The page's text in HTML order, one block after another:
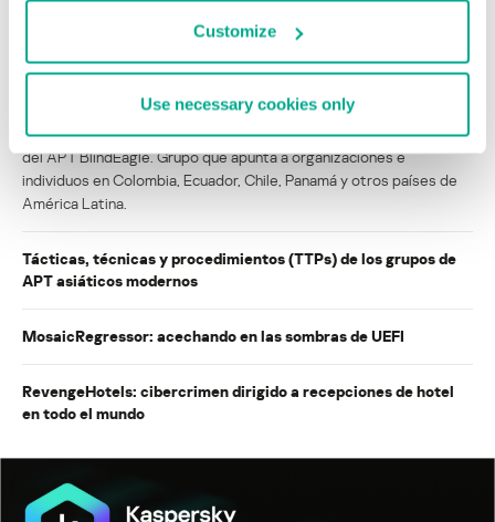
Customize
Use necessary cookies only
INFORMES
BlindEagle vuela alto en LATAM
Kaspersky proporciona información sobre la actividad y los TTPs
del APT BlindEagle. Grupo que apunta a organizaciones e
individuos en Colombia, Ecuador, Chile, Panamá y otros países de
América Latina.
Tácticas, técnicas y procedimientos (TTPs) de los grupos de
APT asiáticos modernos
MosaicRegressor: acechando en las sombras de UEFI
RevengeHotels: cibercrimen dirigido a recepciones de hotel
en todo el mundo